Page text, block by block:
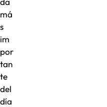
má
s
im
por
tan
te
del
día